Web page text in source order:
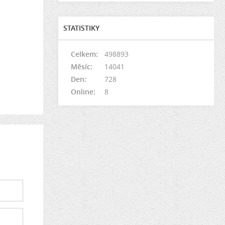
STATISTIKY
Online: 8
Celkem:
498893
Měsíc:
14041
Den:
728